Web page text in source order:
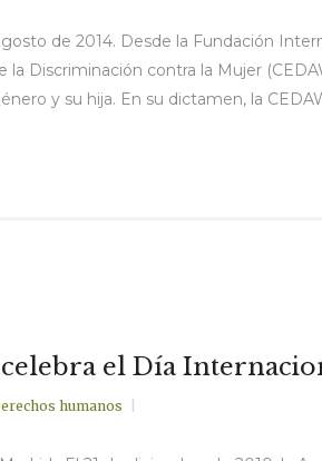
de 2014. Desde la Fundación
la Discriminación contra la Mujer
y su hija. En su dictamen, la
celebra el Día
humanos